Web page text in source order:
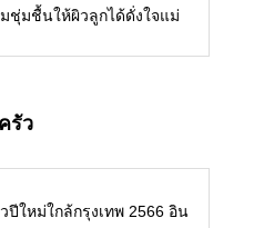
ชุ่มชื้นให้ผิวลูกได้ดั่งใจแม่
รัว
ปีใหม่ใกล้กรุงเทพ 2566 อิน